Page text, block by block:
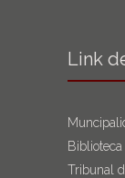
Link
Tribunal